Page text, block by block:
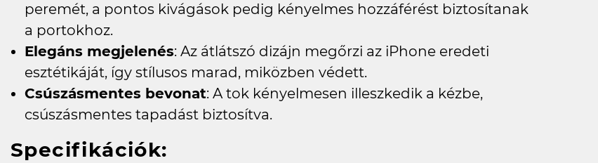
peremét, a pontos kivágások pedig kényelmes hozzáférést biztosítanak
a portokhoz.
Elegáns megjelenés: Az átlátszó dizájn megőrzi az iPhone eredeti
esztétikáját, így stílusos marad, miközben védett.
Csúszásmentes bevonat: A tok kényelmesen illeszkedik a kézbe,
csúszásmentes tapadást biztosítva.
Specifikációk: